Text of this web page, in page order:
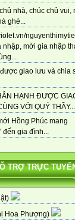
nhà, chúc chủ vui,
ghé...
nhập, mời gia nhập
giao lưu và chia
HẠNH ĐƯỢC
VỚI QUÝ THẦY...
Hồng Phúc mang
đến gia đình...
TRỢ TRỰC
Hoa Phượng)